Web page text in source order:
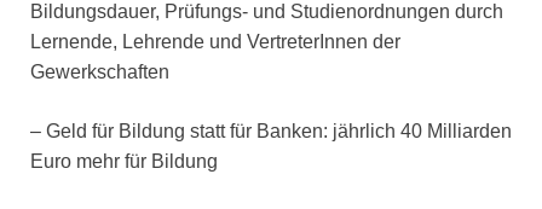
Bildungsdauer, Prüfungs- und Studienordnungen durch
Lernende, Lehrende und VertreterInnen der
Gewerkschaften
– Geld für Bildung statt für Banken: jährlich 40 Milliarden
Euro mehr für Bildung